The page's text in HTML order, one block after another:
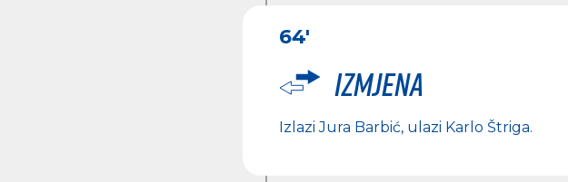
64'
Izmjena
IzlaziJura Barbić, ulazi Karlo Štriga.